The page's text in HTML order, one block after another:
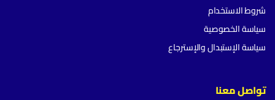
شروط الاستخدام
سياسة الخصوصية
سياسة الإستبدال والإسترجاع
تواصل معنا